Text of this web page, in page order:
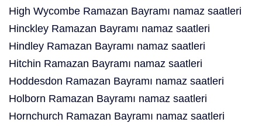
High Wycombe Ramazan Bayramı namaz saatleri
Hinckley Ramazan Bayramı namaz saatleri
Hindley Ramazan Bayramı namaz saatleri
Hitchin Ramazan Bayramı namaz saatleri
Hoddesdon Ramazan Bayramı namaz saatleri
Holborn Ramazan Bayramı namaz saatleri
Hornchurch Ramazan Bayramı namaz saatleri